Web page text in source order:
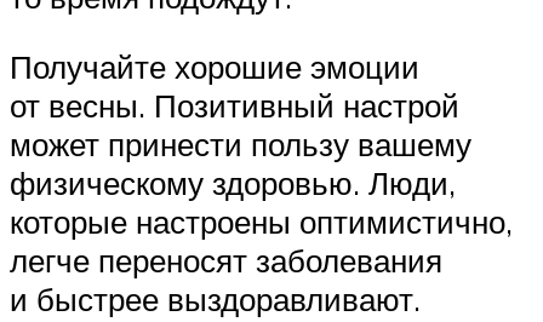
Получайте хорошие эмоции
от весны. Позитивный настрой
может принести пользу вашему
физическому здоровью. Люди,
которые настроены оптимистично,
легче переносят заболевания
и быстрее выздоравливают.